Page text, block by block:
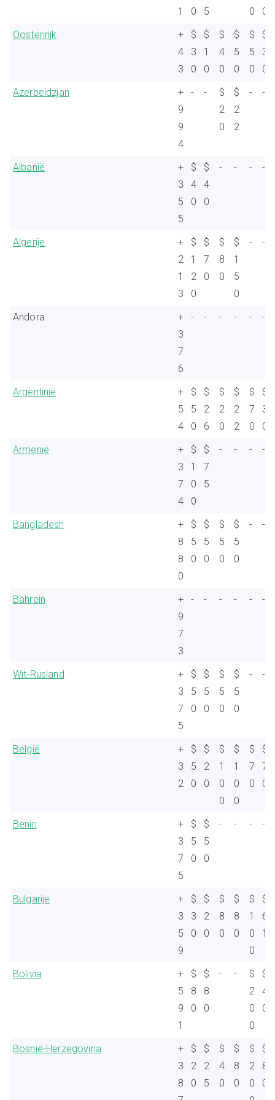
1
0
5
0
0
Oostenrijk
+
4
3
$
3
0
$
1
0
$
4
0
$
5
0
$
5
0
$
3
0
Azerbeidzjan
+
9
9
4
- -
$
2
0
$
2
2
- -
Albanië
+
3
5
5
$
4
0
$
4
0
- - - -
Algerije
+
2
1
3
$
1
2
0
$
7
0
$
8
0
$
1
5
0
- -
Andora
+
3
7
6
- - - - - -
Argentinië
+
5
4
$
5
0
$
2
6
$
2
0
$
2
2
$
7
0
$
3
0
Armenië
+
3
7
4
$
1
0
0
$
7
5
- - - -
Bangladesh
+
8
8
0
$
5
0
$
5
0
$
5
0
$
5
0
- -
Bahrein
+
9
7
3
- - - - - -
Wit-Rusland
+
3
7
5
$
5
0
$
5
0
$
5
0
$
5
0
- -
België
+
3
2
$
5
0
$
2
0
$
1
0
0
$
1
0
0
$
7
0
$
7
0
Benin
+
3
7
5
$
5
0
$
5
0
- - - -
Bulgarije
+
3
5
9
$
3
0
$
2
0
$
8
0
$
8
0
$
1
0
0
$
6
1
Bolivia
+
5
9
1
$
8
0
$
8
0
- -
$
2
0
0
$
4
0
Bosnië-Herzegovina
+
3
8
$
2
0
$
2
5
$
4
0
$
8
0
$
2
0
$
8
0